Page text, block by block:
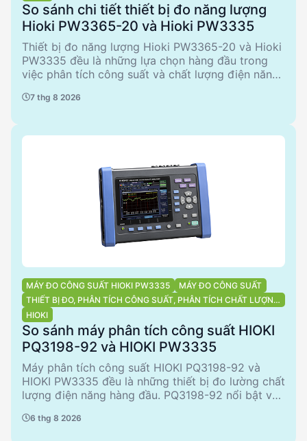
So sánh chi tiết thiết bị đo năng lượng
Hioki PW3365-20 và Hioki PW3335
Thiết bị đo năng lượng Hioki PW3365-20 và Hioki
PW3335 đều là những lựa chọn hàng đầu trong
việc phân tích công suất và chất lượng điện năng.
xúc kim loại trực tiếp, đảm bảo an toàn tối đa cho
cao. Cả hai sản phẩm đều phù hợp cho các ứng
phẩm có ưu điểm riêng phù hợp với từng nhu cầu
7 thg 8 2026
MÁY ĐO CÔNG SUẤT HIOKI PW3335
MÁY ĐO CÔNG SUẤT
THIẾT BỊ ĐO, PHÂN TÍCH CÔNG SUẤT, PHÂN TÍCH CHẤT LƯỢNG
ĐIỆN NĂNG
HIOKI
So sánh máy phân tích công suất HIOKI
PQ3198-92 và HIOKI PW3335
Máy phân tích công suất HIOKI PQ3198-92 và
HIOKI PW3335 đều là những thiết bị đo lường chất
lượng điện năng hàng đầu. PQ3198-92 nổi bật với
dụng công nghiệp phức tạp. Trong khi đó,
6 thg 8 2026